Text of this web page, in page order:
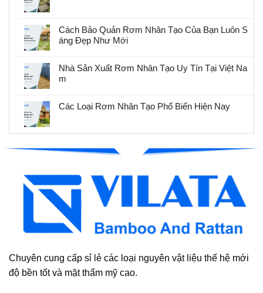
Cách Bảo Quản Rơm Nhân Tạo Của Bạn Luôn S
áng Đẹp Như Mới
Nhà Sản Xuất Rơm Nhân Tạo Uy Tín Tại Việt Na
m
Các Loại Rơm Nhân Tạo Phổ Biến Hiện Nay
Chuyên cung cấp sỉ lẻ các loại nguyên vật liệu thế hệ mới
độ bền tốt và mặt thẩm mỹ cao.